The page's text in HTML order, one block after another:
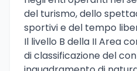
del turismo, dello
sportivi e del tempo
Il livello B della II Area
di classificazione del